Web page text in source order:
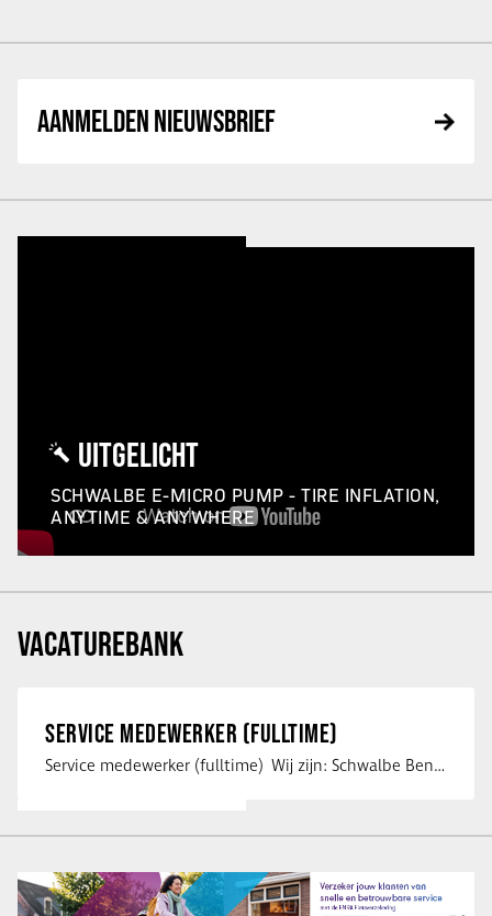
AANMELDEN NIEUWSBRIEF
UITGELICHT
SCHWALBE E-MICRO PUMP - TIRE INFLATION,
ANYTIME & ANYWHERE
VACATUREBANK
SERVICE MEDEWERKER (FULLTIME)
Service medewerker (fulltime) Wij zijn: Schwalbe Benelux; merkeigenaar, …